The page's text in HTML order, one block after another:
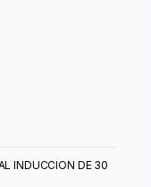
INDUCCION DE 30